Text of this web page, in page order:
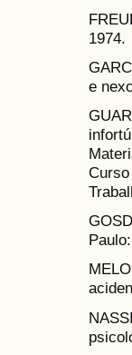
1974.
e